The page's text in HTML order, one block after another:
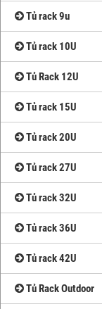
Tủ rack 9u
Tủ rack 10U
Tủ Rack 12U
Tủ rack 15U
Tủ rack 20U
Tủ rack 27U
Tủ rack 32U
Tủ rack 36U
Tủ rack 42U
Tủ Rack Outdoor